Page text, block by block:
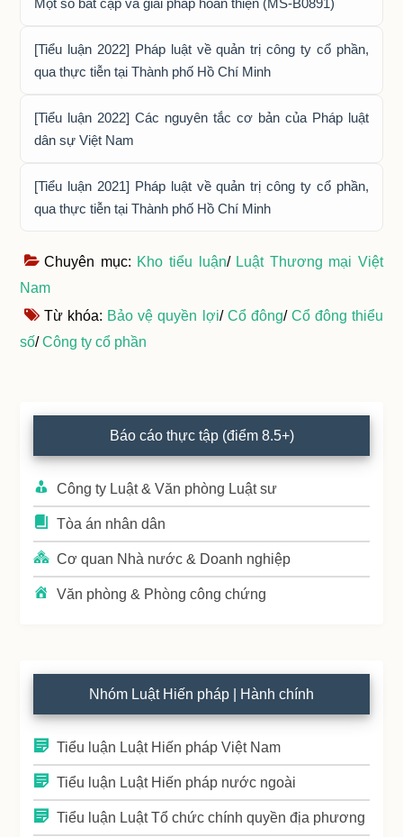
[Tiểu luận 2022] Pháp luật về quản trị công ty cổ phần,
qua thực tiễn tại Thành phố Hồ Chí Minh
[Tiểu luận 2022] Các nguyên tắc cơ bản của Pháp luật
dân sự Việt Nam
[Tiểu luận 2021] Pháp luật về quản trị công ty cổ phần,
qua thực tiễn tại Thành phố Hồ Chí Minh
Chuyên mục: Kho tiểu luận/ Luật Thương mại Việt
Nam
Từ khóa: Bảo vệ quyền lợi/ Cổ đông/ Cổ đông thiểu
số/Công ty cổ phần
Primary
Sidebar
Báo cáo thực tập (điểm 8.5+)
Công ty Luật & Văn phòng Luật sư
Tòa án nhân dân
Cơ quan Nhà nước & Doanh nghiệp
Văn phòng & Phòng công chứng
Nhóm Luật Hiến pháp | Hành chính
Tiểu luận Luật Hiến pháp Việt Nam
Tiểu luận Luật Hiến pháp nước ngoài
Tiểu luận Luật Tổ chức chính quyền địa phương